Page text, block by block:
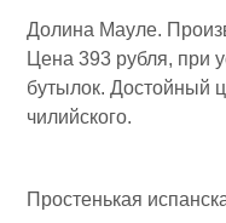
Долина Мауле.
Цена 393 рубля, при
бутылок. Достойный
чилийского.
Простенькая